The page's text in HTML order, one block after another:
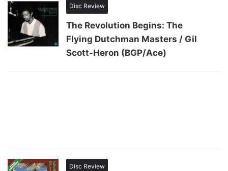
Disc Review
The Revolution Begins: The
Flying Dutchman Masters / Gil
Scott-Heron (BGP/Ace)
Disc Review